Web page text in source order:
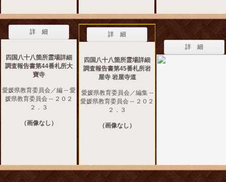
詳 細
四国八十八箇所霊場詳細
調査報告書第44番札所大
寶寺
愛媛県教育委員会／編 -- 愛
媛県教育委員会 -- ２０２
２．３
（画像なし）
詳 細
四国八十八箇所霊場詳細
調査報告書第45番札所岩
屋寺 岩屋寺道
愛媛県教育委員会／編集 --
愛媛県教育委員会 -- ２０２
２．３
（画像なし）
詳 細